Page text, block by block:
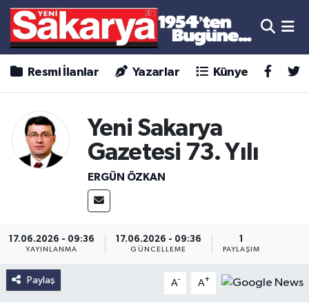
Resmi İlanlar Yazarlar Künye
Yeni Sakarya
Gazetesi 73. Yılı
ERGÜN ÖZKAN
17.06.2026 - 09:36
YAYINLANMA
17.06.2026 - 09:36
GÜNCELLEME
1
PAYLAŞIM
Paylaş A- A+